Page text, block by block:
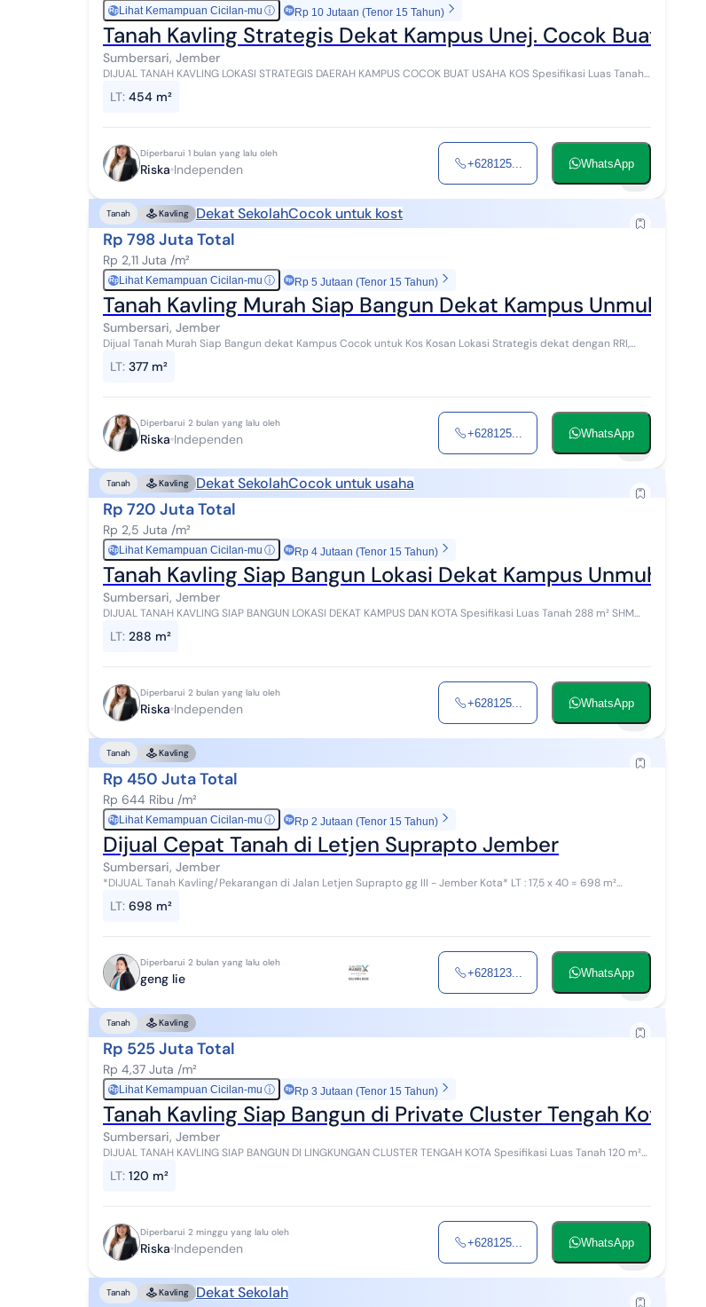
RpLihat Kemampuan Cicilan-mu ⓘ Rp 10 Jutaan (Tenor 15 Tahun)
Tanah Kavling Strategis Dekat Kampus Unej. Cocok Buat
Sumbersari, Jember
DIJUAL TANAH KAVLING LOKASI STRATEGIS DAERAH KAMPUS COCOK BUAT USAHA KOS Spesifikasi Luas Tanah
LT: 454 m²
Diperbarui 1 bulan yang lalu oleh
Riska Independen +628125... WhatsApp
Tanah Kavling Dekat SekolahCocok untuk kost
Rp 798 Juta Total
Rp 2,11 Juta /m²
RpLihat Kemampuan Cicilan-mu ⓘ Rp 5 Jutaan (Tenor 15 Tahun)
Tanah Kavling Murah Siap Bangun Dekat Kampus Unmuh dan
Sumbersari, Jember
Dijual Tanah Murah Siap Bangun dekat Kampus Cocok untuk Kos Kosan Lokasi Strategis dekat dengan RRI,
LT: 377 m²
Diperbarui 2 bulan yang lalu oleh
Riska Independen +628125... WhatsApp
Tanah Kavling Dekat SekolahCocok untuk usaha
Rp 720 Juta Total
Rp 2,5 Juta /m²
RpLihat Kemampuan Cicilan-mu ⓘ Rp 4 Jutaan (Tenor 15 Tahun)
Tanah Kavling Siap Bangun Lokasi Dekat Kampus Unmuh
Sumbersari, Jember
DIJUAL TANAH KAVLING SIAP BANGUN LOKASI DEKAT KAMPUS DAN KOTA Spesifikasi Luas Tanah 288 m² SHM
LT: 288 m²
Diperbarui 2 bulan yang lalu oleh
Riska Independen +628125... WhatsApp
Tanah Kavling
Rp 450 Juta Total
Rp 644 Ribu /m²
RpLihat Kemampuan Cicilan-mu ⓘ Rp 2 Jutaan (Tenor 15 Tahun)
Dijual Cepat Tanah di Letjen Suprapto Jember
Sumbersari, Jember
*DIJUAL Tanah Kavling/Pekarangan di Jalan Letjen Suprapto gg III - Jember Kota* LT : 17,5 x 40 = 698 m²
LT: 698 m²
Diperbarui 2 bulan yang lalu oleh
geng lie +628123... WhatsApp
Tanah Kavling
Rp 525 Juta Total
Rp 4,37 Juta /m²
RpLihat Kemampuan Cicilan-mu ⓘ Rp 3 Jutaan (Tenor 15 Tahun)
Tanah Kavling Siap Bangun di Private Cluster Tengah Kota
Sumbersari, Jember
DIJUAL TANAH KAVLING SIAP BANGUN DI LINGKUNGAN CLUSTER TENGAH KOTA Spesifikasi Luas Tanah 120 m²
LT: 120 m²
Diperbarui 2 minggu yang lalu oleh
Riska Independen +628125... WhatsApp
Tanah Kavling Dekat Sekolah